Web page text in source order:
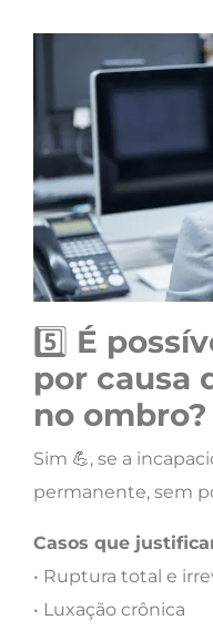
5️⃣ É
por causa
no ombro?
Sim 💪, se a
permanente, sem
Casos que
• Ruptura total e
• Luxação crônica